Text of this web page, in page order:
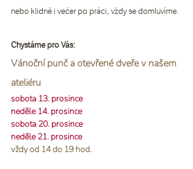
nebo klidně i večer po práci, vždy se domluvíme.
Chystáme pro Vás:
Vánoční punč a otevřené dveře v našem
ateliéru
sobota 13. prosince
neděle 14. prosince
sobota 20. prosince
neděle 21. prosince
vždy od 14 do 19 hod.